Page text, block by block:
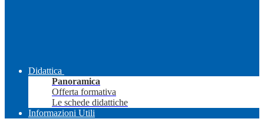
Didattica
Panoramica
Offerta formativa
Le schede didattiche
Informazioni Utili